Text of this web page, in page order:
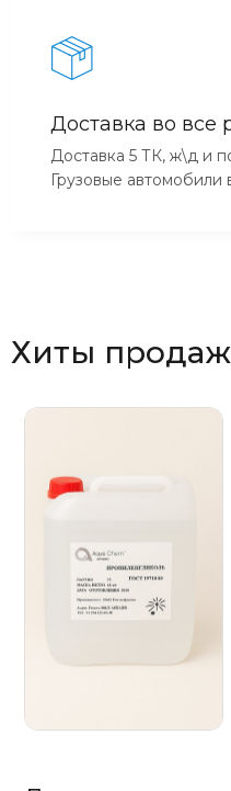
Доставка во все
Доставка 5 ТК, ж\д и
Грузовые автомобили
Хиты продаж